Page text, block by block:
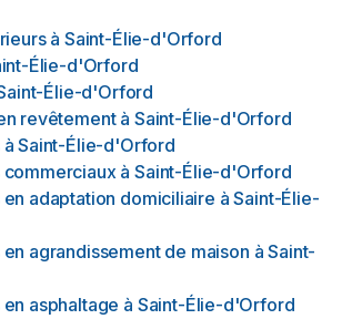
à Saint-Élie-d'Orford
Élie-d'Orford
Élie-d'Orford
revêtement à Saint-Élie-d'Orford
à Saint-Élie-d'Orford
à Saint-Élie-d'Orford
adaptation domiciliaire à Saint-Élie-
agrandissement de maison à Saint-
asphaltage à Saint-Élie-d'Orford